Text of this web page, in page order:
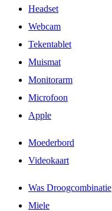
Headset
Webcam
Tekentablet
Muismat
Monitorarm
Microfoon
Apple
Moederbord
Videokaart
Was Droogcombinatie
Miele